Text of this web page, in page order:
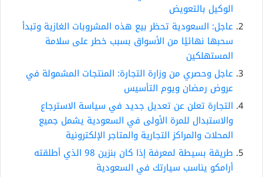
الوكيل بالتعويض
عاجل: السعودية تحظر بيع هذه المشروبات الغازية وتبدأ
سحبها نهائيًا من الأسواق بسبب خطر على سلامة
المستهلكين
عاجل وحصري من وزارة التجارة: المنتجات المشمولة في
عروض رمضان ويوم التأسيس
التجارة تعلن عن تعديل جديد في سياسة الاسترجاع
والاستبدال للمرة الأولى في السعودية يشمل جميع
المحلات والمراكز التجارية والمتاجر الإلكترونية
طريقة بسيطة لمعرفة إذا كان بنزين 98 الذي أطلقته
أرامكو يناسب سيارتك في السعودية